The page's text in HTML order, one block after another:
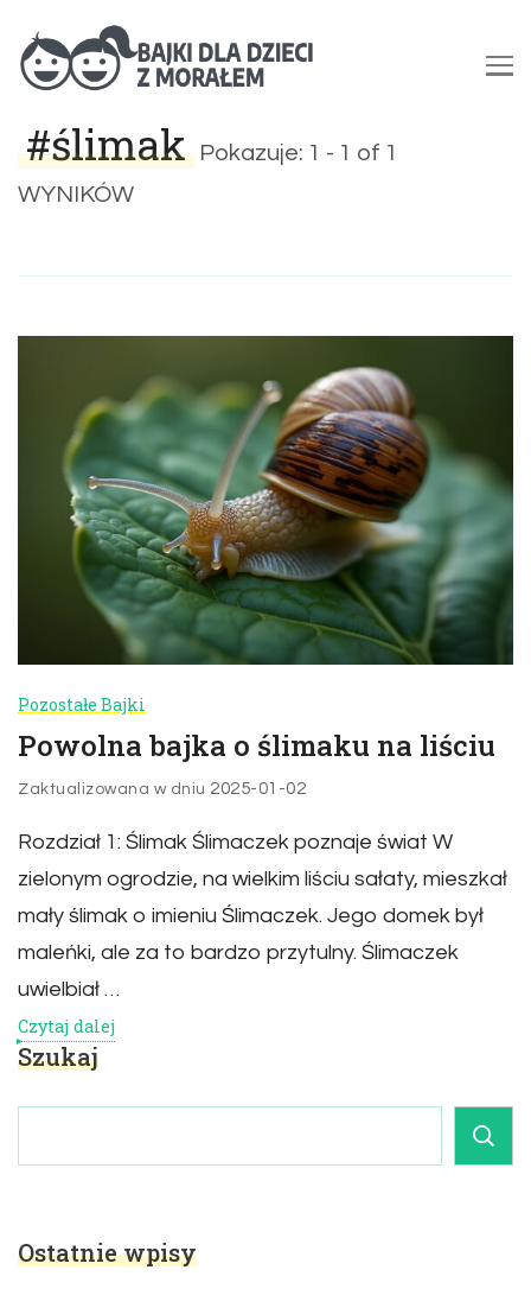
Bajki do czytania na dobranoc
#ślimak
Pokazuje: 1 - 1 of 1
WYNIKÓW
Pozostałe Bajki
Powolna bajka o ślimaku na liściu
Zaktualizowana w dniu 2025-01-02
Rozdział 1: Ślimak Ślimaczek poznaje świat W
zielonym ogrodzie, na wielkim liściu sałaty, mieszkał
mały ślimak o imieniu Ślimaczek. Jego domek był
maleńki, ale za to bardzo przytulny. Ślimaczek
uwielbiał …
Czytaj dalej
Szukaj
Ostatnie wpisy